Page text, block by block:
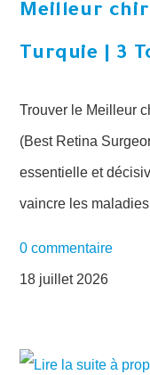
Meilleur
Turquie | 3
Trouver le Meilleur
(Best Retina
essentielle et
vaincre les
0 commentaire
18 juillet 2026